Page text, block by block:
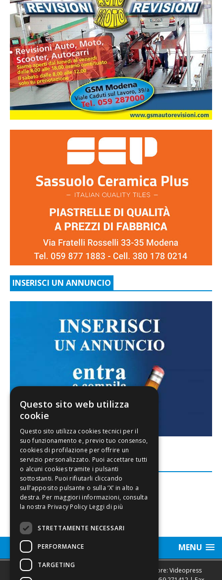
INSERISCI UN ANNUNCIO
FACEBOOK
MENU
Sede legale, Redazione, pubblicità e annunci Editore: Videopress
Questo sito web utilizza
cookie
Leggi di più
STRETTAMENTE NECESSARI
PERFORMANCE
TARGETING